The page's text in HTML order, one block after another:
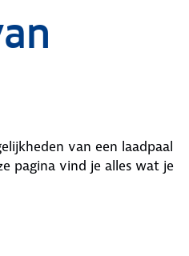
van een laadpaal
pagina vind je alles wat je